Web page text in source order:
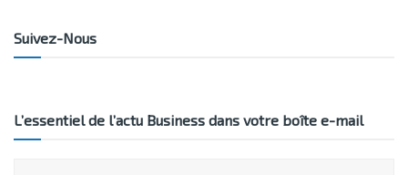
Suivez-Nous
L’essentiel de l’actu Business dans votre boîte e-mail